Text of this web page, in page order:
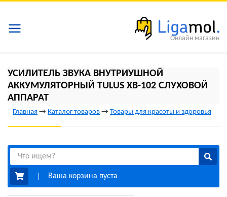
УСИЛИТЕЛЬ ЗВУКА ВНУТРИУШНОЙ
АККУМУЛЯТОРНЫЙ TULUS XB-102 СЛУХОВОЙ
АППАРАТ
Главная → Каталог товаров → Товары для красоты и здоровья
Ваша корзина пуста
Онлайн магазин